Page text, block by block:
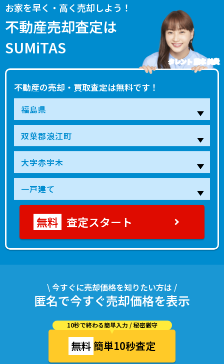
お家を早く・高く売却しよう！
不動産売却査定は
SUMiTAS
不動産の売却・買取査定は無料です！
タレント 藤本 美貴
査定スタート
\ 今すぐに売却価格を知りたい方は /
匿名で今すぐ売却価格を表示
10秒で終わる簡単入力 / 秘密厳守
無料簡単10秒査定